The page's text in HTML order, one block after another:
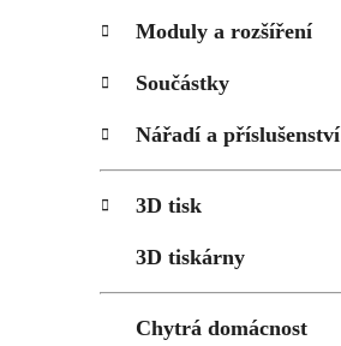
í
p
n
e
l
Moduly a rozšíření
Součástky
Nářadí a příslušenství
3D tisk
3D tiskárny
Chytrá domácnost